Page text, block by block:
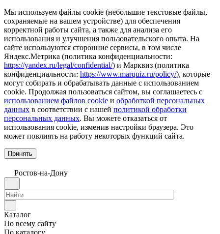
Мы используем файлы cookie (небольшие текстовые файлы,
сохраняемые на вашем устройстве) для обеспечения
корректной работы сайта, а также для анализа его
использования и улучшения пользовательского опыта. На
сайте используются сторонние сервисы, в том числе
Яндекс.Метрика (политика конфиденциальности:
https://yandex.ru/legal/confidential/) и Марквиз (политика
конфиденциальности: https://www.marquiz.ru/policy/), которые
могут собирать и обрабатывать данные с использованием
cookie. Продолжая пользоваться сайтом, вы соглашаетесь с
использованием файлов cookie и обработкой персональных
данных в соответствии с нашей политикой обработки
персональных данных. Вы можете отказаться от
использования cookie, изменив настройки браузера. Это
может повлиять на работу некоторых функций сайта.
Принять
Ростов-на-Дону
Каталог
По всему сайту
По каталогу